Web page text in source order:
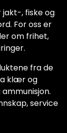
, fiske og
For oss er
om frihet,
fra de
klær og
service